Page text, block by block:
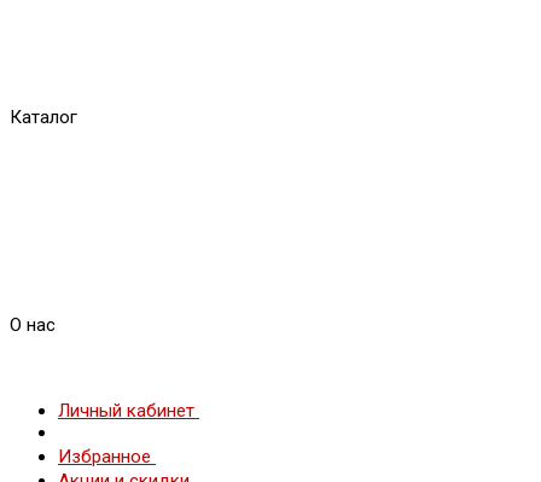
Каталог
О нас
Личный кабинет
Избранное